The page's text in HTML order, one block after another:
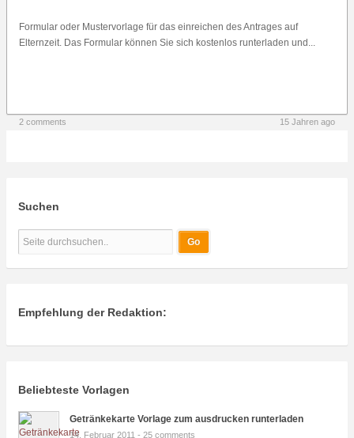
Formular oder Mustervorlage für das einreichen des Antrages auf
Elternzeit. Das Formular können Sie sich kostenlos runterladen und...
2 comments 15 Jahren ago
Suchen
Empfehlung der Redaktion:
Beliebteste Vorlagen
Getränkekarte Vorlage zum ausdrucken runterladen
14. Februar 2011 - 25 comments